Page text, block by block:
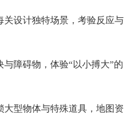
关设计独特场景，考验反应与
障碍物，体验“以小搏大”的
型物体与特殊道具，地图资